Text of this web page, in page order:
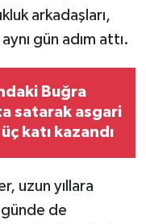
arkadaşları,
gün adım attı.
Buğra
satarak asgari
katı kazandı
uzun yıllara
de